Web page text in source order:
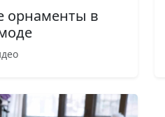
орнаменты в